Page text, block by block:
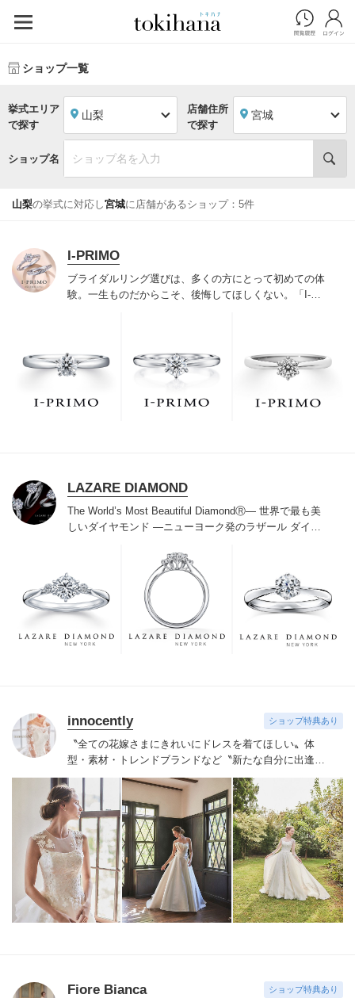
ショップ一覧
挙式エリア
で探す
山梨
店舗住所
で探す
宮城
ショップ名
山梨の挙式に対応し宮城に店舗があるショップ：5件
I-PRIMO
ブライダルリング選びは、多くの方にとって初めての体
験。一生ものだからこそ、後悔してほしくない。「I-
でお待ちしております。リング選びの最初の一歩をご一
緒に。まずは、アイプリモへ。
LAZARE DIAMOND
The World’s Most Beautiful DiamondⓇ― 世界で最も美
しいダイヤモンド ―ニューヨーク発のラザール ダイヤ
られ120年を超えた今もなおダイヤモンドの美しい輝き
にこだわり続けています。私たちの願いは、この生涯変
わらないワン＆オンリーの輝きを幸せの象徴として、い
つも、ずっと、身に着けていただくことです。
innocently ショップ特典あり
〝全ての花嫁さまにきれいにドレスを着てほしい〟 体
型・素材・トレンドブランドなど〝新たな自分に出逢え
る〟幅広いラインナップが揃うinnocently。
素材・デザイ
ンにこだわったオリジナルドレスは3～23号まで展開。
国内外の有名デザイナーズドレスも多数取扱っており、
NYやミラノ・バルセロナからセレクトされたインポート
ドレスは全て日本人花嫁向けにサイズ調整。さらに和装
は1903年創業からの伝統を受け継がれている厳選された
お着物や現代の薫りをちりばめた艶やかなコレクショ
ン。すべての花嫁さまへ後悔しないお衣裳選びをお手伝
いさせて頂きます。
Fiore Bianca ショップ特典あり